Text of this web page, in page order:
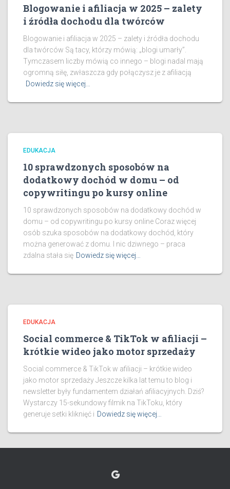
Blogowanie i afiliacja w 2025 – zalety
i źródła dochodu dla twórców
Blogowanie i afiliacja w 2025 – zalety i źródła dochodu
dla twórców Są tacy, którzy mówią: „blogi umarły”.
Tymczasem liczby mówią co innego – blogi nadal mają
ogromną siłę, zwłaszcza gdy połączysz je z afiliacją
Dowiedz się więcej…
EDUKACJA
10 sprawdzonych sposobów na
dodatkowy dochód w domu – od
copywritingu po kursy online
10 sprawdzonych sposobów na dodatkowy dochód w
domu – od copywritingu po kursy online Coraz więcej
osób szuka sposobów na dodatkowy dochód, który
można generować z domu. I nic dziwnego – praca
zdalna stała się Dowiedz się więcej…
EDUKACJA
Social commerce & TikTok w afiliacji –
krótkie wideo jako motor sprzedaży
Social commerce & TikTok w afiliacji – krótkie wideo
jako motor sprzedaży Jeszcze kilka lat temu to blog i
newsletter były fundamentem działań afiliacyjnych. Dziś?
Wystarczy 15-sekundowy filmik na TikToku, który
generuje setki kliknięć i Dowiedz się więcej…